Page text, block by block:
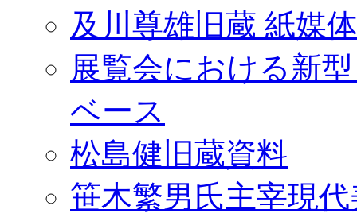
及川尊雄旧蔵 紙媒
展覧会における新
ベース
松島健旧蔵資料
笹木繁男氏主宰現